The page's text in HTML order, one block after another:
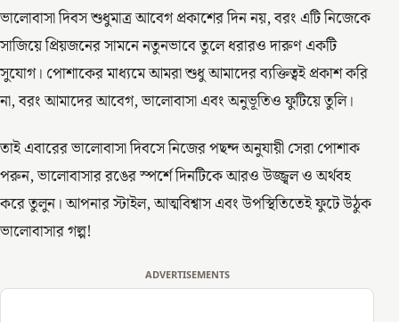
ভালোবাসা দিবস শুধুমাত্র আবেগ প্রকাশের দিন নয়, বরং এটি নিজেকে
সাজিয়ে প্রিয়জনের সামনে নতুনভাবে তুলে ধরারও দারুণ একটি
সুযোগ। পোশাকের মাধ্যমে আমরা শুধু আমাদের ব্যক্তিত্বই প্রকাশ করি
না, বরং আমাদের আবেগ, ভালোবাসা এবং অনুভূতিও ফুটিয়ে তুলি।
তাই এবারের ভালোবাসা দিবসে নিজের পছন্দ অনুযায়ী সেরা পোশাক
পরুন, ভালোবাসার রঙের স্পর্শে দিনটিকে আরও উজ্জ্বল ও অর্থবহ
করে তুলুন। আপনার স্টাইল, আত্মবিশ্বাস এবং উপস্থিতিতেই ফুটে উঠুক
ভালোবাসার গল্প!
ADVERTISEMENTS